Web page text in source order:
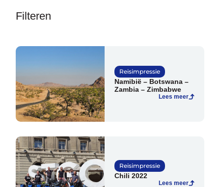
De winkel
Blog
Filteren
Reisimpressie
Namibië – Botswana –
Zambia – Zimbabwe
Lees meer
Reisimpressie
Chili 2022
Lees meer